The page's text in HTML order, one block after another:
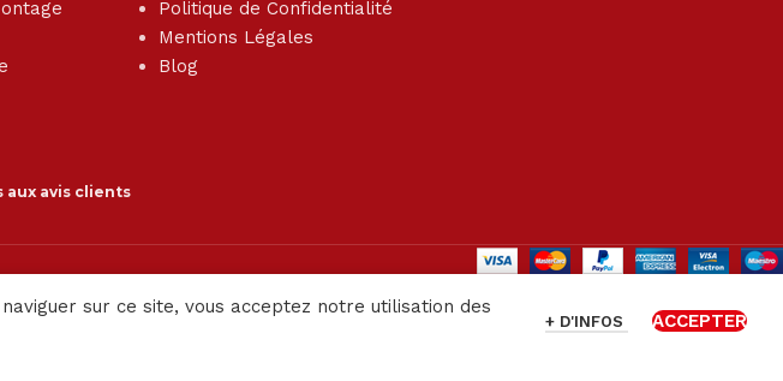
Politique de Confidentialité
Mentions Légales
Blog
avis clients
sur ce site, vous acceptez notre utilisation des
+ D'INFOS ACCEPTER